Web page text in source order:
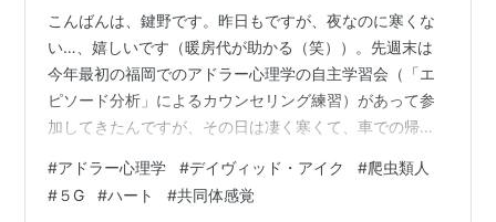
こんばんは、鍵野です。昨日もですが、夜なのに寒くな
い…、嬉しいです（暖房代が助かる（笑））。先週末は
今年最初の福岡でのアドラー心理学の自主学習会（「エ
ピソード分析」によるカウンセリング練習）があって参
加してきたんですが、その日は凄く寒くて、車での帰り
を遣いました。 今の車にしてから、スタッドレスタイヤ
はやめて、スノーソックスというタイヤに履かせる靴下
#アドラー心理学 #デイヴィッド・アイク #爬虫類人
#５G #ハート #共同体感覚